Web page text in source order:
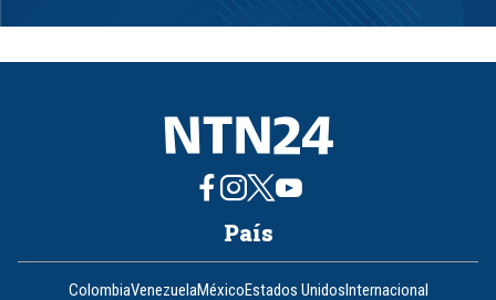
1
8
País
ColombiaVenezuelaMéxicoEstados UnidosInternacional